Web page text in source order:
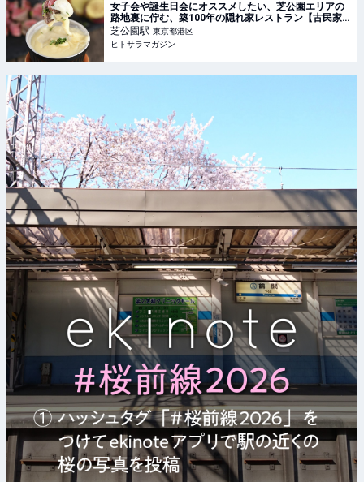
女子会や誕生日会にオススメしたい、芝公園エリアの
路地裏に佇む、築100年の隠れ家レストラン【古民家
商店 SPAJIO】｜東京 │ ヒトサラマガジン
芝公園駅 東京都港区
ヒトサラマガジン